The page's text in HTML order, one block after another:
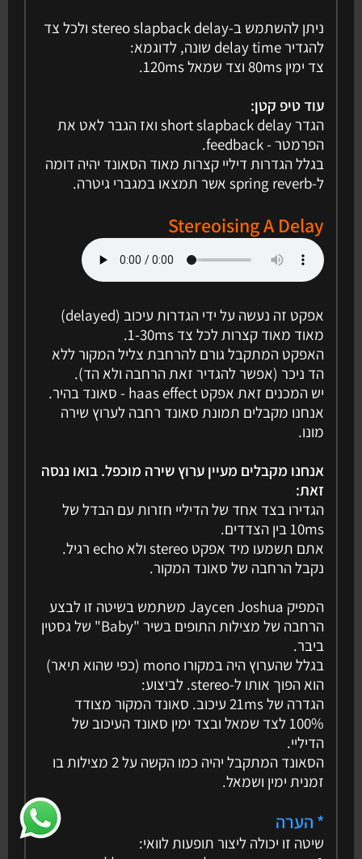
ניתן להשתמש ב-stereo slapback delay ולכל צד
להגדיר delay time שונה, לדוגמא:
צד ימין 80ms וצד שמאל 120ms.
עוד טיפ קטן:
הגדר short slapback delay ואז הגבר לאט את
הפרמטר - feedback.
בגלל הגדרות דיליי קצרות מאוד הסאונד יהיה דומה
ל-spring reverb אשר תמצאו במגברי גיטרה.
Stereoising A Delay
אפקט זה נעשה על ידי הגדרות עיכוב (delayed)
מאוד מאוד קצרות לכל צד 1-30ms.
האפקט המתקבל גורם להרחבת צליל המקור ללא
הד ניכר (אפשר להגדיר זאת הרחבה ולא הד).
יש המכנים זאת אפקט haas effect - סאונד בהיר.
אנחנו מקבלים תמונת סאונד רחבה לערוץ שירה
מונו.
אנחנו מקבלים מעיין ערוץ שירה מוכפל. בואו ננסה
זאת:
הגדירו בצד אחד של הדיליי חזרות עם הבדל של
10ms בין הצדדים.
אתם תשמעו מיד אפקט stereo ולא echo רגיל.
נקבל הרחבה של סאונד המקור.
המפיק Jaycen Joshua משתמש בשיטה זו לבצע
הרחבה של מצילות התופים בשיר "Baby" של גסטין
ביבר.
בגלל שהערוץ היה במקורו mono (כפי שהוא תיאר)
הוא הפוך אותו ל-stereo. לביצוע:
הגדרה של 21ms עיכוב. סאונד המקור מצודד
100% לצד שמאל ובצד ימין סאונד העיכוב של
הדיליי.
הסאונד המתקבל יהיה כמו הקשה על 2 מצילות בו
זמנית ימין ושמאל.
* הערה
שיטה זו יכולה ליצור תופעות לוואי: